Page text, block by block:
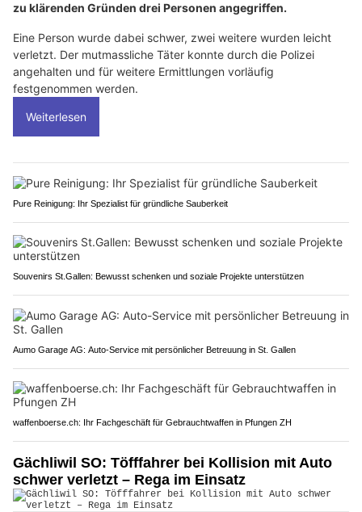
zu klärenden Gründen drei Personen angegriffen.
Eine Person wurde dabei schwer, zwei weitere wurden leicht
verletzt. Der mutmassliche Täter konnte durch die Polizei
angehalten und für weitere Ermittlungen vorläufig
festgenommen werden.
Weiterlesen
Pure Reinigung: Ihr Spezialist für gründliche Sauberkeit
Souvenirs St.Gallen: Bewusst schenken und soziale Projekte unterstützen
Aumo Garage AG: Auto-Service mit persönlicher Betreuung in St. Gallen
waffenboerse.ch: Ihr Fachgeschäft für Gebrauchtwaffen in Pfungen ZH
Gächliwil SO: Töfffahrer bei Kollision mit Auto
schwer verletzt – Rega im Einsatz